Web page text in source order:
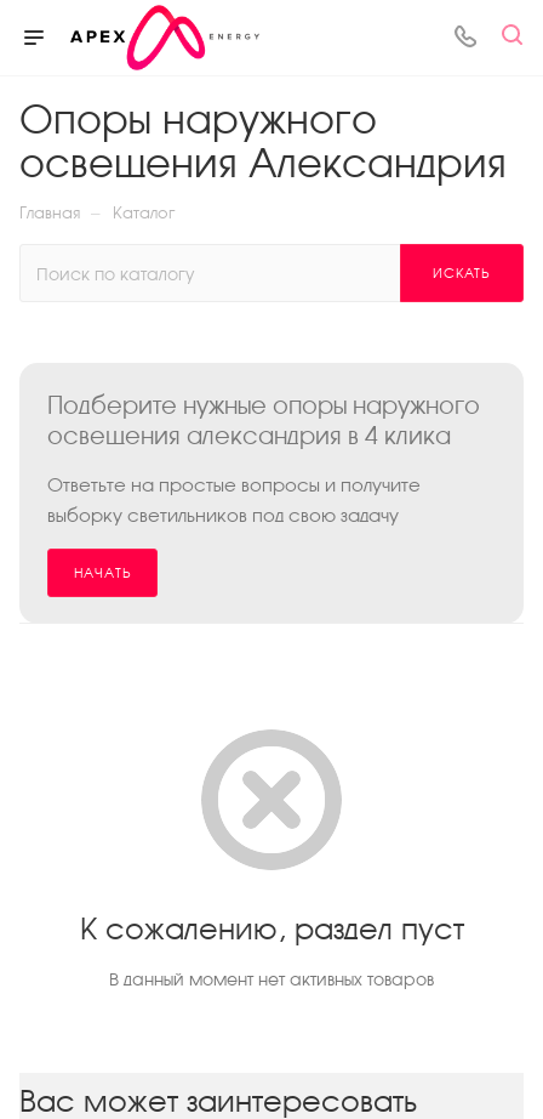
Опоры наружного
освещения Александрия
Главная — Каталог
ИСКАТЬ
Подберите нужные опоры наружного
освещения александрия в 4 клика
Ответьте на простые вопросы и получите
выборку светильников под свою задачу
НАЧАТЬ
К сожалению, раздел пуст
В данный момент нет активных товаров
Вас может заинтересовать